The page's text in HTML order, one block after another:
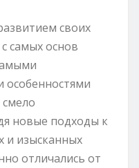
своих
самых основ
смело
новые подходы к
и изысканных
отличались от